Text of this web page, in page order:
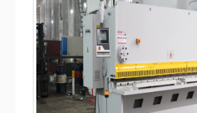
temprate per resistere all'usura,
affilatura. Queste lame sono
superiore e sul letto fisso inferiore. In
distanza di pochi millesimi di pollice.
che le lame possono essere
alle ruote che vengono ruotate, per